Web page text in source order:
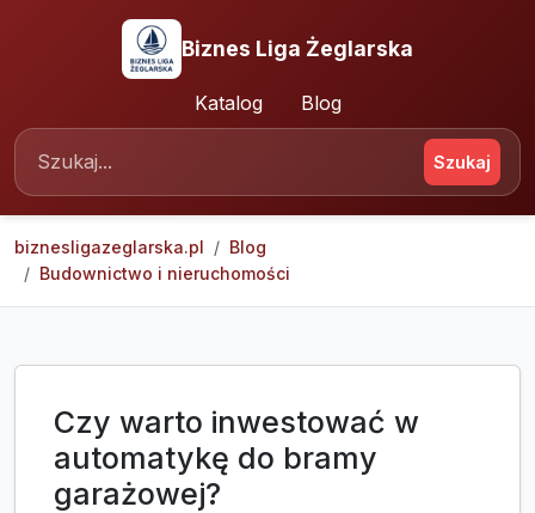
Biznes Liga Żeglarska
Katalog Blog
Szukaj
biznesligazeglarska.pl
Blog
Budownictwo i nieruchomości
Czy warto inwestować w
automatykę do bramy
garażowej?